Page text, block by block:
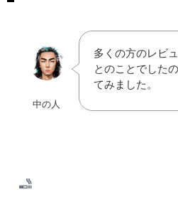
多くの方のレビ
とのことでした
てみました。
中の人